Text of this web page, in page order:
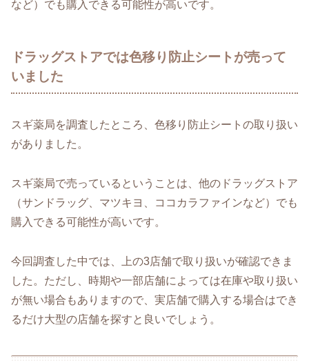
など）でも購入できる可能性が高いです。
ドラッグストアでは色移り防止シートが売って
いました
スギ薬局を調査したところ、色移り防止シートの取り扱い
がありました。
スギ薬局で売っているということは、他のドラッグストア
（サンドラッグ、マツキヨ、ココカラファインなど）でも
購入できる可能性が高いです。
今回調査した中では、上の3店舗で取り扱いが確認できま
した。ただし、時期や一部店舗によっては在庫や取り扱い
が無い場合もありますので、実店舗で購入する場合はでき
るだけ大型の店舗を探すと良いでしょう。